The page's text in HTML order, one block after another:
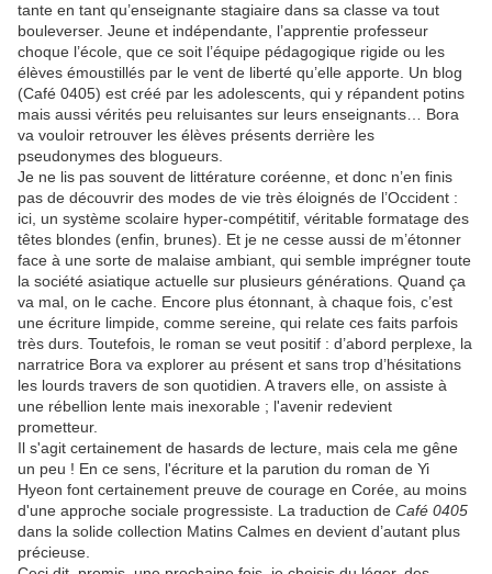
tante en tant qu’enseignante stagiaire dans sa classe va tout
bouleverser. Jeune et indépendante, l’apprentie professeur
choque l’école, que ce soit l’équipe pédagogique rigide ou les
élèves émoustillés par le vent de liberté qu’elle apporte. Un blog
(Café 0405) est créé par les adolescents, qui y répandent potins
mais aussi vérités peu reluisantes sur leurs enseignants… Bora
va vouloir retrouver les élèves présents derrière les
pseudonymes des blogueurs.
Je ne lis pas souvent de littérature coréenne, et donc n’en finis
pas de découvrir des modes de vie très éloignés de l’Occident :
ici, un système scolaire hyper-compétitif, véritable formatage des
têtes blondes (enfin, brunes). Et je ne cesse aussi de m’étonner
face à une sorte de malaise ambiant, qui semble imprégner toute
la société asiatique actuelle sur plusieurs générations. Quand ça
va mal, on le cache. Encore plus étonnant, à chaque fois, c’est
une écriture limpide, comme sereine, qui relate ces faits parfois
très durs. Toutefois, le roman se veut positif : d’abord perplexe, la
narratrice Bora va explorer au présent et sans trop d’hésitations
les lourds travers de son quotidien. A travers elle, on assiste à
une rébellion lente mais inexorable ; l'avenir redevient
prometteur.
Il s'agit certainement de hasards de lecture, mais cela me gêne
un peu ! En ce sens, l'écriture et la parution du roman de Yi
Hyeon font certainement preuve de courage en Corée, au moins
d'une approche sociale progressiste. La traduction de Café 0405
dans la solide collection Matins Calmes en devient d’autant plus
précieuse.